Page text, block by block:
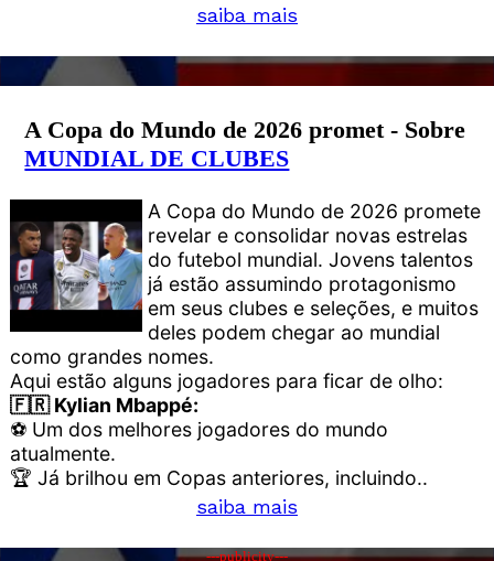
saiba mais
A Copa do Mundo de 2026 promet - Sobre
MUNDIAL DE CLUBES
A Copa do Mundo de 2026 promete
revelar e consolidar novas estrelas
do futebol mundial. Jovens talentos
já estão assumindo protagonismo
em seus clubes e seleções, e muitos
deles podem chegar ao mundial
como grandes nomes.
Aqui estão alguns jogadores para ficar de olho:
🇫🇷 Kylian Mbappé:
⚽ Um dos melhores jogadores do mundo
atualmente.
🏆 Já brilhou em Copas anteriores, incluindo..
saiba mais
---publicity---